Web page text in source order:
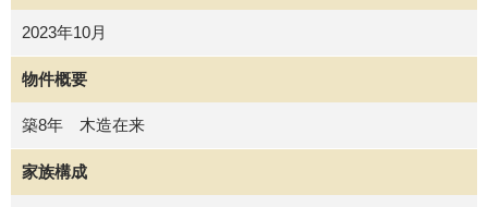
2023年10月
物件概要
築8年 木造在来
家族構成